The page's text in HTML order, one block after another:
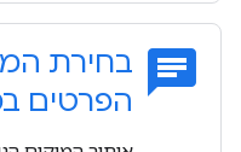
chat
בחירת
הפרטים